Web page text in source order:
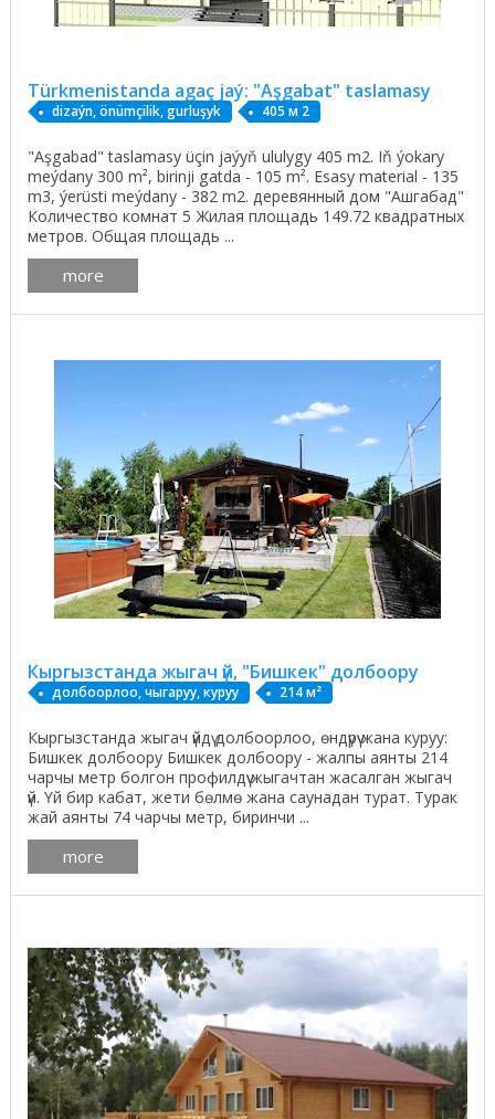
Türkmenistanda agaç jaý: "Aşgabat" taslamasy
dizaýn, önümçilik, gurluşyk 405 м 2
"Aşgabad" taslamasy üçin jaýyň ululygy 405 m2. Iň ýokary
meýdany 300 m², birinji gatda - 105 m². Esasy material - 135
m3, ýerüsti meýdany - 382 m2. деревянный дом "Ашгабад"
Количество комнат 5 Жилая площадь 149.72 квадратных
метров. Общая площадь ...
more
Кыргызстанда жыгач үй, "Бишкек" долбоору
долбоорлоо, чыгаруу, куруу 214 м²
Кыргызстанда жыгач үйдү долбоорлоо, өндүрүү жана куруу:
Бишкек долбоору Бишкек долбоору - жалпы аянты 214
чарчы метр болгон профилдүү жыгачтан жасалган жыгач
үй. Үй бир кабат, жети бөлмө жана саунадан турат. Турак
жай аянты 74 чарчы метр, биринчи ...
more